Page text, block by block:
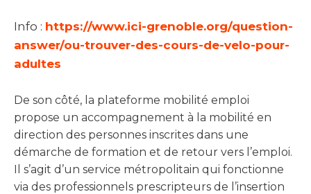
Info : https://www.ici-grenoble.org/question-
answer/ou-trouver-des-cours-de-velo-pour-
adultes
De son côté, la plateforme mobilité emploi
propose un accompagnement à la mobilité en
direction des personnes inscrites dans une
démarche de formation et de retour vers l’emploi.
Il s’agit d’un service métropolitain qui fonctionne
via des professionnels prescripteurs de l’insertion